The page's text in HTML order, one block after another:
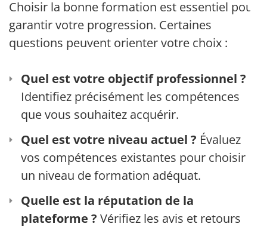
Choisir la bonne formation est essentiel pour
garantir votre progression. Certaines
questions peuvent orienter votre choix :
Quel est votre objectif professionnel ?
Identifiez précisément les compétences
que vous souhaitez acquérir.
Quel est votre niveau actuel ? Évaluez
vos compétences existantes pour choisir
un niveau de formation adéquat.
Quelle est la réputation de la
plateforme ? Vérifiez les avis et retours